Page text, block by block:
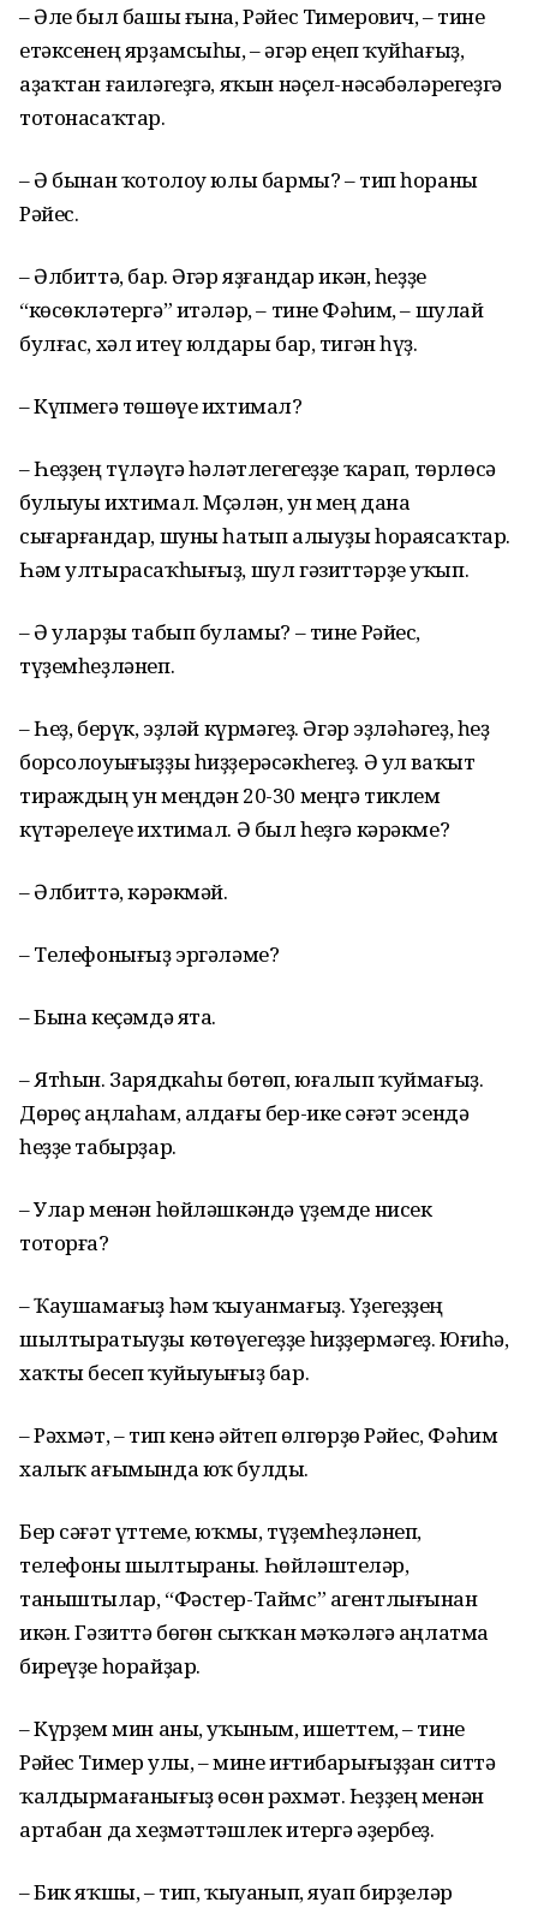
– Әле был башы ғына, Рәйес Тимерович, – тине
етәксенең ярҙамсыһы, – әгәр еңеп ҡуйһағыҙ,
аҙаҡтан ғаиләгеҙгә, яҡын нәҫел-нәсәбәләрегеҙгә
тотонасаҡтар.
– Ә бынан ҡотолоу юлы бармы? – тип һораны
Рәйес.
– Әлбиттә, бар. Әгәр яҙғандар икән, һеҙҙе
“көсөкләтергә” итәләр, – тине Фәһим, – шулай
булғас, хәл итеү юлдары бар, тигән һүҙ.
– Күпмегә төшөүе ихтимал?
– Һеҙҙең түләүгә һәләтлегегеҙҙе ҡарап, төрлөсә
булыуы ихтимал. Мҫәлән, ун мең дана
сығарғандар, шуны һатып алыуҙы һораясаҡтар.
Һәм ултырасаҡһығыҙ, шул гәзиттәрҙе уҡып.
– Ә уларҙы табып буламы? – тине Рәйес,
түҙемһеҙләнеп.
– Һеҙ, берүк, эҙләй күрмәгеҙ. Әгәр эҙләһәгеҙ, һеҙ
борсолоуығыҙҙы һиҙҙерәсәкһегеҙ. Ә ул ваҡыт
тираждың ун меңдән 20-30 меңгә тиклем
күтәрелеүе ихтимал. Ә был һеҙгә кәрәкме?
– Әлбиттә, кәрәкмәй.
– Телефонығыҙ эргәләме?
– Бына кеҫәмдә ята.
– Ятһын. Зарядкаһы бөтөп, юғалып ҡуймағыҙ.
Дөрөҫ аңлаһам, алдағы бер-ике сәғәт эсендә
һеҙҙе табырҙар.
– Улар менән һөйләшкәндә үҙемде нисек
тоторға?
– Ҡаушамағыҙ һәм ҡыуанмағыҙ. Үҙегеҙҙең
шылтыратыуҙы көтөүегеҙҙе һиҙҙермәгеҙ. Юғиһә,
хаҡты бесеп ҡуйыуығыҙ бар.
– Рәхмәт, – тип кенә әйтеп өлгөрҙө Рәйес, Фәһим
халыҡ ағымында юҡ булды.
Бер сәғәт үттеме, юҡмы, түҙемһеҙләнеп,
телефоны шылтыраны. Һөйләштеләр,
таныштылар, “Фәстер-Таймс” агентлығынан
икән. Гәзиттә бөгөн сыҡҡан мәҡәләгә аңлатма
биреүҙе һорайҙар.
– Күрҙем мин аны, уҡыным, ишеттем, – тине
Рәйес Тимер улы, – мине иғтибарығыҙҙан ситтә
ҡалдырмағанығыҙ өсөн рәхмәт. Һеҙҙең менән
артабан да хеҙмәттәшлек итергә әҙербеҙ.
– Бик яҡшы, – тип, ҡыуанып, яуап бирҙеләр